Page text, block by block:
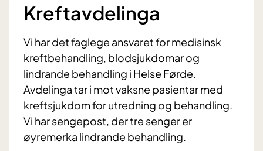
Kreftavdelinga
Vi har det faglege ansvaret for medisinsk
kreftbehandling, blodsjukdomar og
lindrande behandling i Helse Førde.
Avdelinga tar i mot vaksne pasientar med
kreftsjukdom for utredning og behandling.
Vi har sengepost, der tre senger er
øyremerka lindrande behandling.